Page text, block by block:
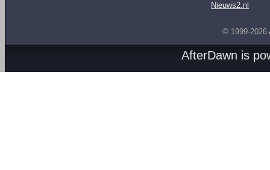
Nieuws2.nl
© 1999-2026
AfterDawn is